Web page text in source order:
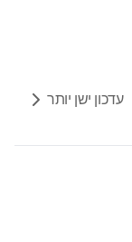
עדכון ישן יותר